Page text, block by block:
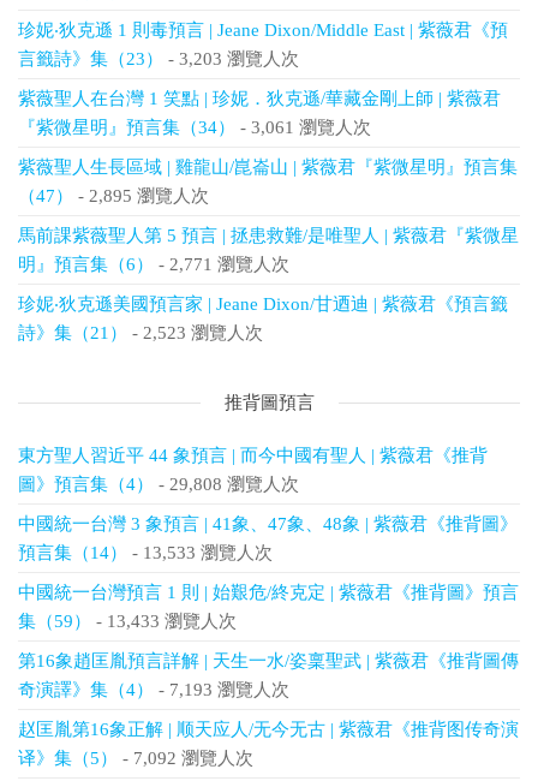
珍妮‧狄克遜 1 則毒預言 | Jeane Dixon/Middle East | 紫薇君《預
言籤詩》集（23）
- 3,203 瀏覽人次
紫薇聖人在台灣 1 笑點 | 珍妮．狄克遜/華藏金剛上師 | 紫薇君
『紫微星明』預言集（34）
- 3,061 瀏覽人次
紫薇聖人生長區域 | 雞龍山/崑崙山 | 紫薇君『紫微星明』預言集
（47）
- 2,895 瀏覽人次
馬前課紫薇聖人第 5 預言 | 拯患救難/是唯聖人 | 紫薇君『紫微星
明』預言集（6）
- 2,771 瀏覽人次
珍妮‧狄克遜美國預言家 | Jeane Dixon/甘迺迪 | 紫薇君《預言籤
詩》集（21）
- 2,523 瀏覽人次
推背圖預言
東方聖人習近平 44 象預言 | 而今中國有聖人 | 紫薇君《推背
圖》預言集（4）
- 29,808 瀏覽人次
中國統一台灣 3 象預言 | 41象、47象、48象 | 紫薇君《推背圖》
預言集（14）
- 13,533 瀏覽人次
中國統一台灣預言 1 則 | 始艱危/終克定 | 紫薇君《推背圖》預言
集（59）
- 13,433 瀏覽人次
第16象趙匡胤預言詳解 | 天生一水/姿稟聖武 | 紫薇君《推背圖傳
奇演譯》集（4）
- 7,193 瀏覽人次
赵匡胤第16象正解 | 顺天应人/无今无古 | 紫薇君《推背图传奇演
译》集（5）
- 7,092 瀏覽人次